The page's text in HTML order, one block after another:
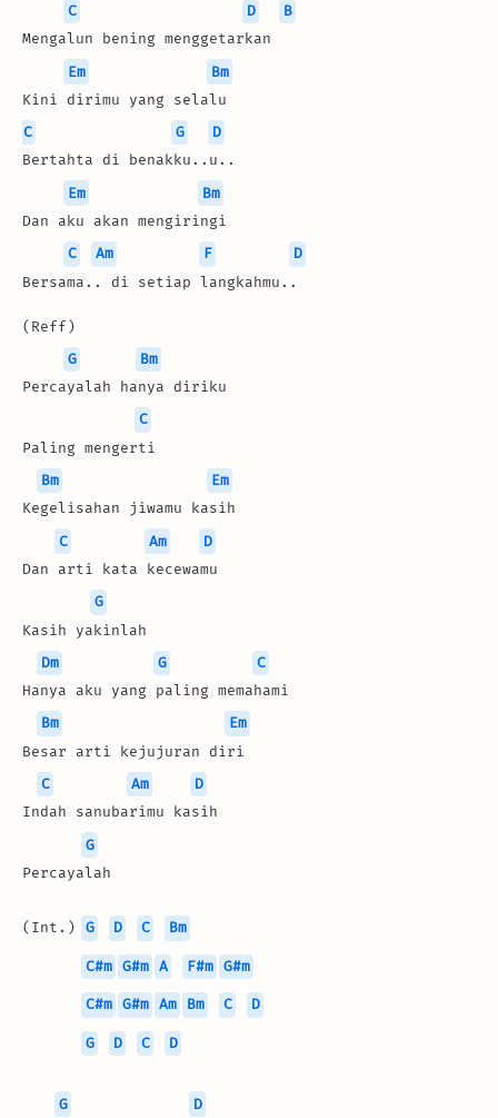
C
D
B
Mengalun bening menggetarkan
Em
Bm
Kini dirimu yang selalu
C
G
D
Bertahta di benakku..u..
Em
Bm
Dan aku akan mengiringi
C
Am F
D
Bersama.. di setiap langkahmu..
(Reff)
G
Bm
Percayalah hanya diriku
C
Paling mengerti
Bm
Em
Kegelisahan jiwamu kasih
C
Am
D
Dan arti kata kecewamu
G
Kasih yakinlah
Dm
G
C
Hanya aku yang paling memahami
Bm
Em
Besar arti kejujuran diri
C
Am
D
Indah sanubarimu kasih
G
Percayalah
(Int.) G D C Bm
C#m G#m A F#m G#m
C#m G#m Am Bm C D
G D C D
G D